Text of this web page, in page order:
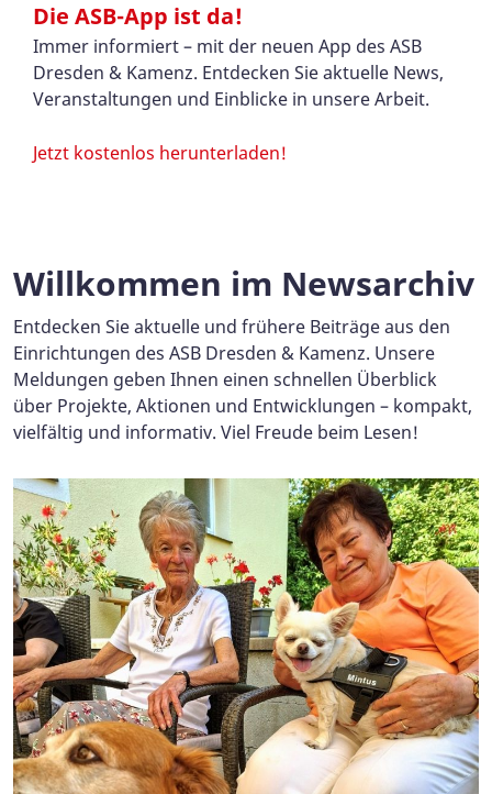
Die ASB-App ist da!
Immer informiert – mit der neuen App des ASB
Dresden & Kamenz. Entdecken Sie aktuelle News,
Veranstaltungen und Einblicke in unsere Arbeit.
Jetzt kostenlos herunterladen!
Willkommen im Newsarchiv
Entdecken Sie aktuelle und frühere Beiträge aus den
Einrichtungen des ASB Dresden & Kamenz. Unsere
Meldungen geben Ihnen einen schnellen Überblick
über Projekte, Aktionen und Entwicklungen – kompakt,
vielfältig und informativ. Viel Freude beim Lesen!